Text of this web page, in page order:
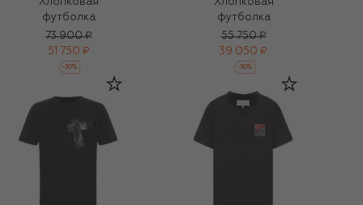
футболка
73 900 ₽
51 750 ₽
-30%
футболка
55 750 ₽
39 050 ₽
-30%